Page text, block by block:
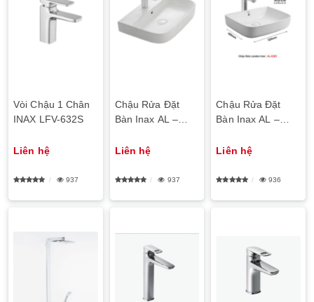
Vòi Chậu 1 Chân
INAX LFV-632S
Liên hệ
937
Chậu Rửa Đặt
Bàn Inax AL –
Liên hệ
937
Chậu Rửa Đặt
Bàn Inax AL –
Liên hệ
936